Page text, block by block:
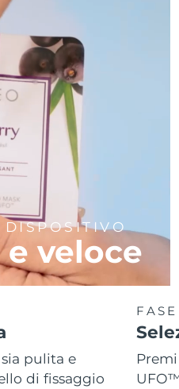
veloce
pulita e
di fissaggio